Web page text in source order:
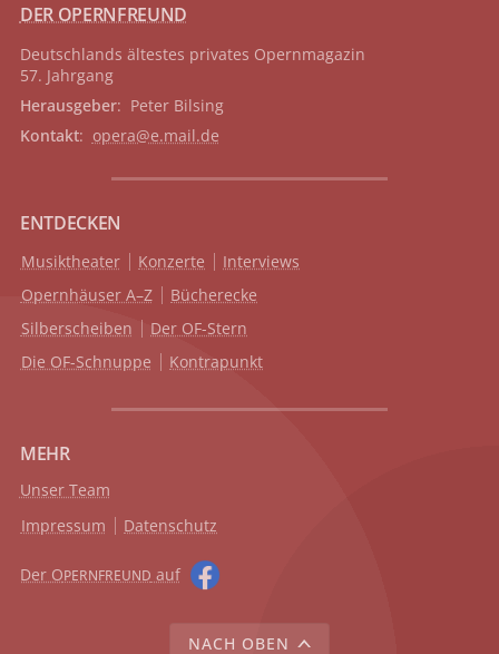
DER OPERNFREUND
Deutschlands ältestes privates Opernmagazin
57. Jahrgang
Herausgeber: Peter Bilsing
Kontakt: opera@e.mail.de
ENTDECKEN
Musiktheater Konzerte
Interviews
Opernhäuser A–Z
Bücherecke
Silberscheiben
Der OF-Stern
Die OF-Schnuppe
Kontrapunkt
MEHR
Unser Team
Impressum
Datenschutz
Der OPERNFREUND auf
NACH OBEN